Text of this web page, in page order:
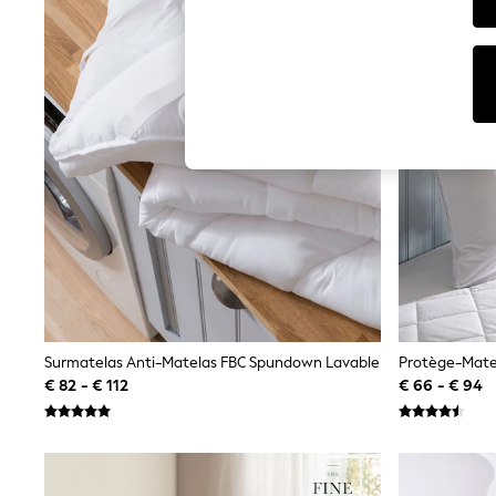
Sunglasses
Men's Holiday Shop
Bags & Luggage
Footwear
Hats
Linen Collection
Loafers
Polo Shirts
Sandals & Flipflops
Shirts
Shorts
Sunglasses
T-Shirts
Vests
Boys Holiday Shop
All Swimwear
Ponchos & Toweling sets
Sun Hats & Caps
Surmatelas Anti-Matelas FBC Spundown Lavable
€ 82 - € 112
Protège-
€ 66 - € 94